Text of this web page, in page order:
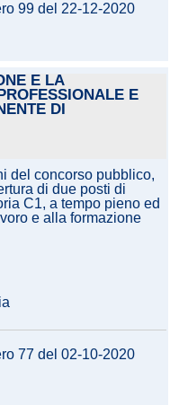
99 del 22-12-2020
E LA
E
DI
del concorso pubblico,
di due posti di
C1, a tempo pieno ed
e alla formazione
77 del 02-10-2020